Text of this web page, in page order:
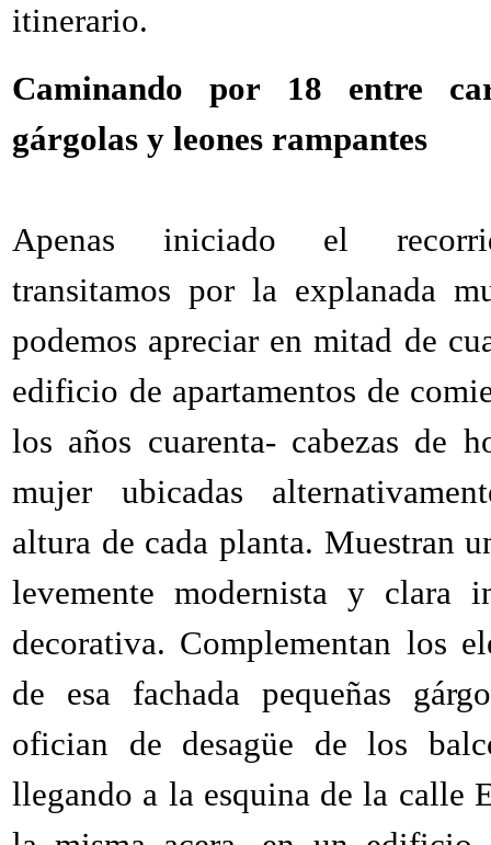
itinerario.
Caminando por 18 entre
gárgolas y leones rampantes
Apenas iniciado el
transitamos por la explanada
podemos apreciar en mitad de
edificio de apartamentos de
los años cuarenta- cabezas de
mujer ubicadas
altura de cada planta. Muestran
levemente modernista y clara
decorativa. Complementan los
de esa fachada pequeñas
ofician de desagüe de los
llegando a la esquina de la calle